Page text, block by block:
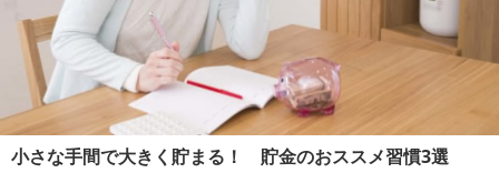
小さな手間で大きく貯まる！ 貯金のおススメ習慣3選